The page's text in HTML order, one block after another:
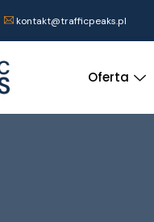
kontakt@trafficpeaks.pl
Oferta